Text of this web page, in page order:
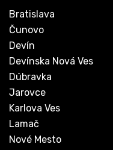
Bratislava
Čunovo
Devín
Devínska Nová Ves
Dúbravka
Jarovce
Karlova Ves
Lamač
Nové Mesto